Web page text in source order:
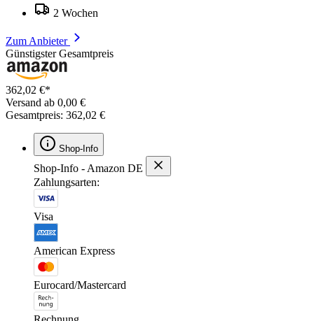
2 Wochen
Zum Anbieter
Günstigster Gesamtpreis
362,02 €*
Versand ab 0,00 €
Gesamtpreis: 362,02 €
Shop-Info
Shop-Info - Amazon DE
Zahlungsarten:
Visa
American Express
Eurocard/Mastercard